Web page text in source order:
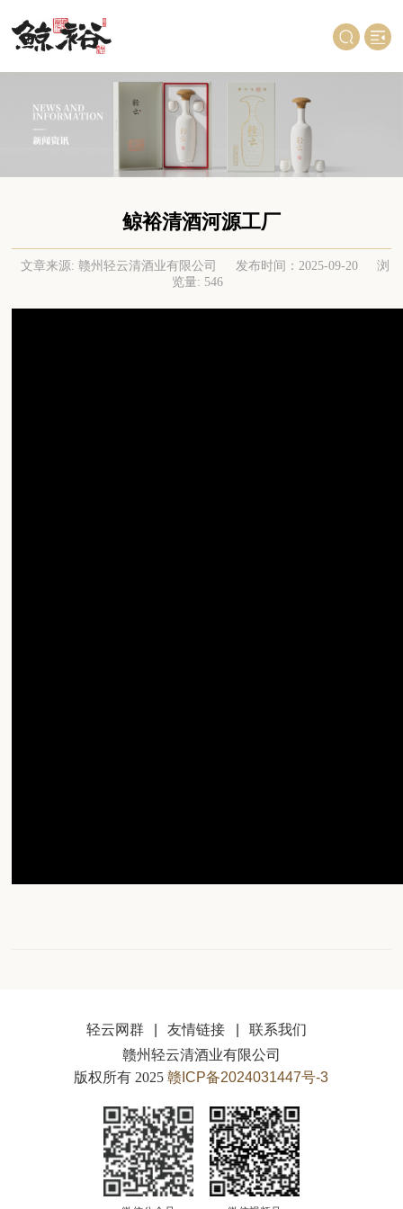
鲸裕清酒河源工厂
文章来源: 赣州轻云清酒业有限公司 发布时间：2025-09-20
浏
览量: 546
轻云网群 友情链接
联系我们
赣州轻云清酒业有限公司
版权所有 2025赣ICP备2024031447号-3